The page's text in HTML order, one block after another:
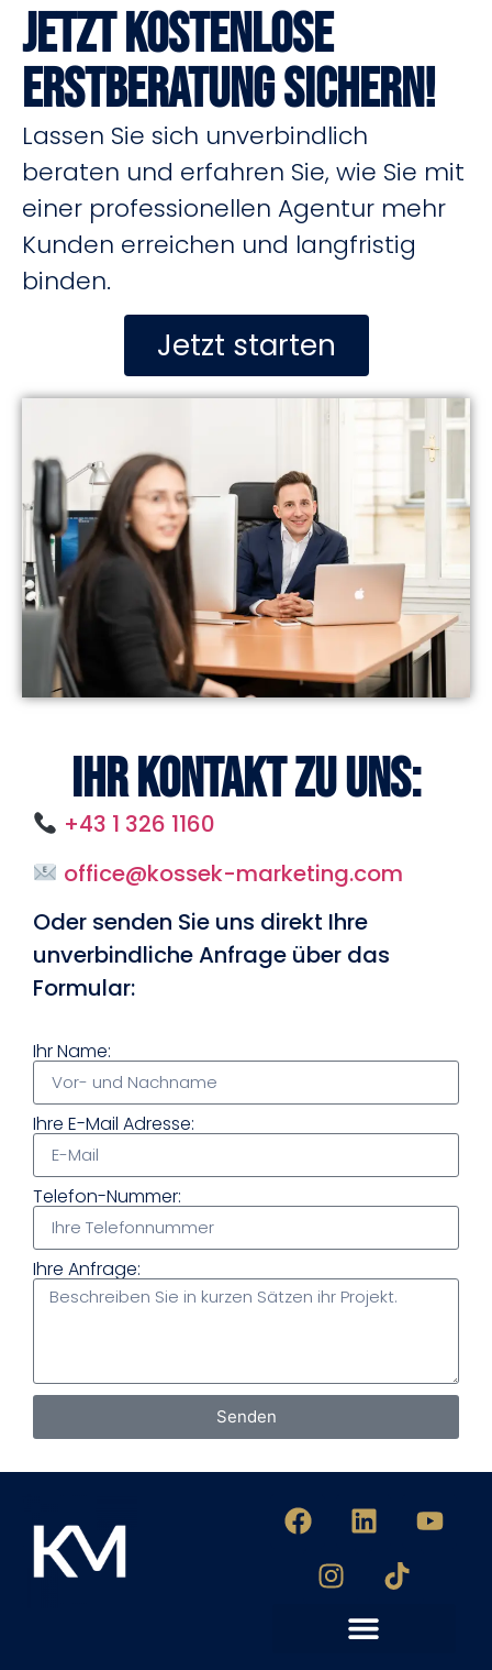
Jetzt kostenlose
Erstberatung sichern!
Lassen Sie sich unverbindlich
beraten und erfahren Sie, wie Sie mit
einer professionellen Agentur mehr
Kunden erreichen und langfristig
binden.
Jetzt starten
Ihr Kontakt zu uns:
+43 1 326 1160
office@kossek-marketing.com
Oder senden Sie uns direkt Ihre
unverbindliche Anfrage über das
Formular:
Ihr Name:
Ihre E-Mail Adresse:
Telefon-Nummer:
Ihre Anfrage:
Senden